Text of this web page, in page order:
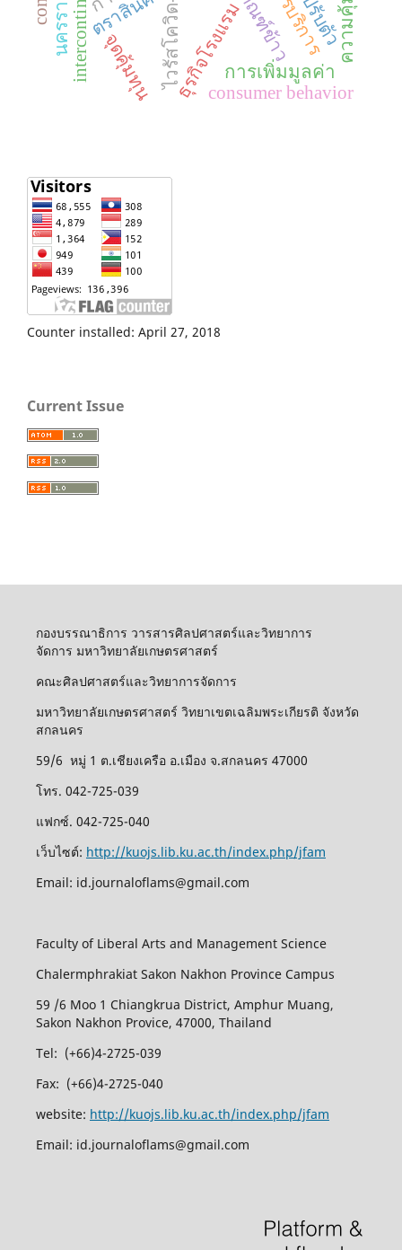
ไวรัสโควิด-19 การเพิ่มมูลค่า
ธุรกิจโรงแรม
จุดคุ้มทุน consumer behavior
Counter installed: April 27, 2018
Current Issue
กองบรรณาธิการ วารสารศิลปศาสตร์และวิทยาการ
จัดการ มหาวิทยาลัยเกษตรศาสตร์
คณะศิลปศาสตร์และวิทยาการจัดการ
มหาวิทยาลัยเกษตรศาสตร์ วิทยาเขตเฉลิมพระเกียรติ จังหวัด
สกลนคร
59/6 หมู่ 1 ต.เชียงเครือ อ.เมือง จ.สกลนคร 47000
โทร. 042-725-039
แฟกซ์. 042-725-040
เว็บไซต์: http://kuojs.lib.ku.ac.th/index.php/jfam
Email: id.journaloflams@gmail.com
Faculty of Liberal Arts and Management Science
Chalermphrakiat Sakon Nakhon Province Campus
59 /6 Moo 1 Chiangkrua District, Amphur Muang,
Sakon Nakhon Provice, 47000, Thailand
Tel: (+66)4-2725-039
Fax: (+66)4-2725-040
website: http://kuojs.lib.ku.ac.th/index.php/jfam
Email: id.journaloflams@gmail.com